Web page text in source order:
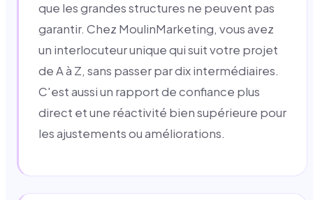
que les grandes structures ne peuvent pas
garantir. Chez MoulinMarketing, vous avez
un interlocuteur unique qui suit votre projet
de A à Z, sans passer par dix intermédiaires.
C'est aussi un rapport de confiance plus
direct et une réactivité bien supérieure pour
les ajustements ou améliorations.